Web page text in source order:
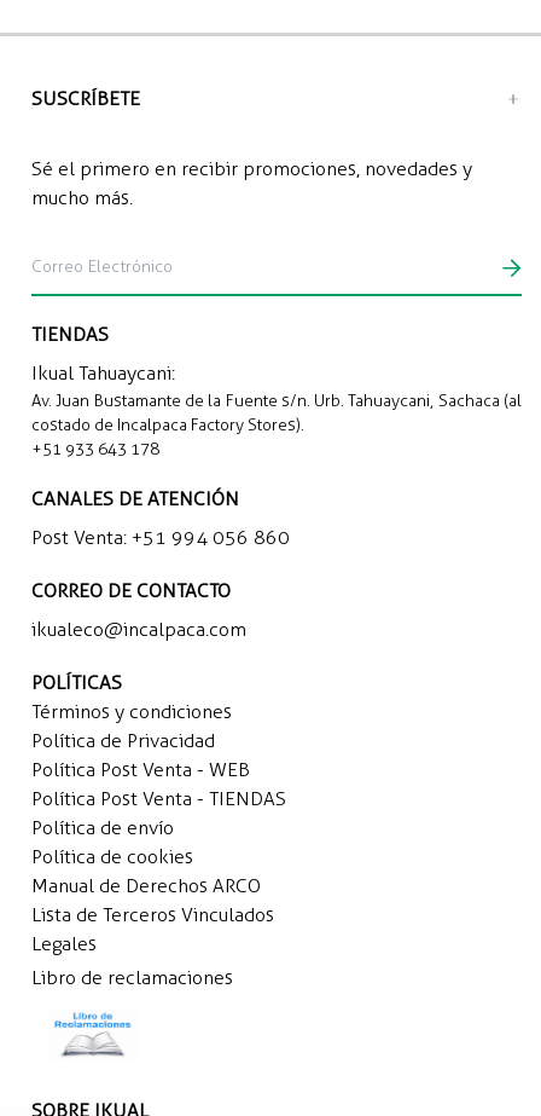
Envío a domicilio: S/12.00 soles
TIENDAS
Ikual Tahuaycani:
Av. Juan Bustamante de la Fuente s/n. Urb. Tahuaycani, Sachaca (al
costado de Incalpaca Factory Stores).
+51 933 643 178
CANALES DE ATENCIÓN
Post Venta: +51 994 056 860
CORREO DE CONTACTO
ikualeco@incalpaca.com
POLÍTICAS
Términos y condiciones
Política de Privacidad
Política Post Venta - WEB
Política Post Venta - TIENDAS
Política de envío
Política de cookies
Manual de Derechos ARCO
Lista de Terceros Vinculados
Legales
Libro de reclamaciones
SOBRE IKUAL
SUSCRÍBETE
Sé el primero en recibir promociones, novedades y
mucho más.